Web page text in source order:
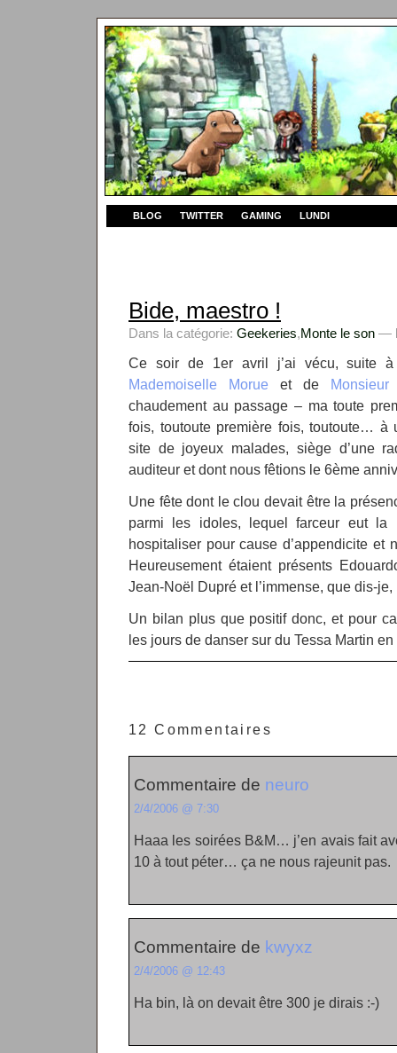
BLOG TWITTER GAMING LUNDI
Bide, maestro !
Dans la catégorie: Geekeries,Monte le son —
Ce soir de 1er avril j’ai vécu, suite
Mademoiselle Morue et de
chaudement au passage – ma toute
fois, toutoute première fois, toutoute… à
site de joyeux malades, siège d’une
auditeur et dont nous fêtions le 6ème
Une fête dont le clou devait être la
parmi les idoles, lequel farceur eut la
hospitaliser pour cause d’appendicite
Heureusement étaient présents
Jean-Noël Dupré et l’immense, que dis-
Un bilan plus que positif donc, et pour
les jours de danser sur du Tessa Martin
12 Commentaires
Commentaire de neuro
2/4/2006 @ 7:30
Haaa les soirées B&M… j’en avais fait
10 à tout péter… ça ne nous rajeunit pas.
Commentaire de kwyxz
2/4/2006 @ 12:43
Ha bin, là on devait être 300 je dirais :-)